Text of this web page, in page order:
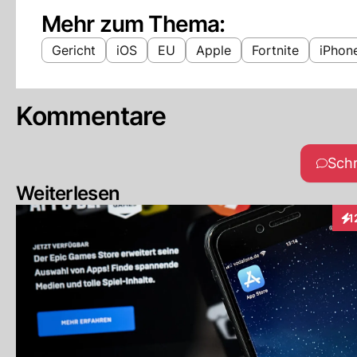
Mehr zum Thema:
Gericht iOS EU Apple Fortnite
Kommentare
Weiterlesen